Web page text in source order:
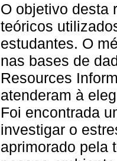
O objetivo desta
teóricos
estudantes. O
nas bases de
Resources
atenderam à
Foi encontrada
investigar o
aprimorado pela